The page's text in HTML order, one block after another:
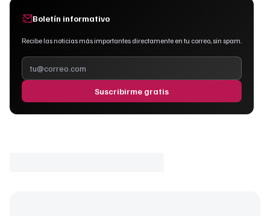
Boletín informativo
Recibe las noticias más importantes directamente en tu correo, sin spam.
Suscribirme gratis